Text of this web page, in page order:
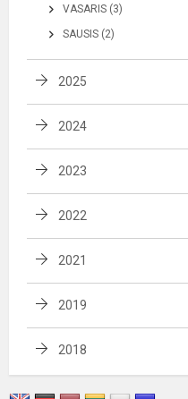
VASARIS (3)
SAUSIS (2)
2025
2024
2023
2022
2021
2019
2018